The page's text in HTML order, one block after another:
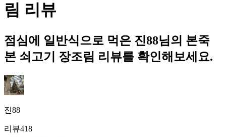
림 리뷰
점심에 일반식으로 먹은 진88님의 본죽
본 쇠고기 장조림 리뷰를 확인해보세요.
진88
리뷰418